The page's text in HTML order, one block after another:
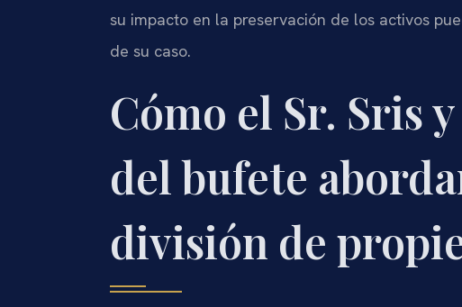
su impacto en la preservación de los activos
de su caso.
Cómo el Sr. Sris
del bufete
división de